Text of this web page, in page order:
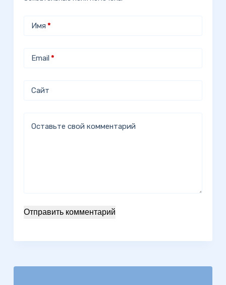
Имя *
Email *
Сайт
Оставьте свой комментарий
Отправить комментарий